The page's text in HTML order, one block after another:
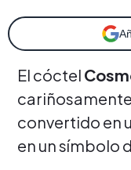
El cóctel
convertido en
en un símbolo